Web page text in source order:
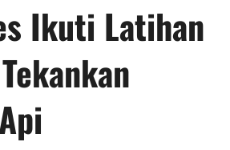
Ikuti Latihan